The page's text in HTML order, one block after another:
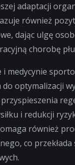
adaptacji
również
dając ulgę
chorobę
i medycynie
optymalizacji
i redukcji
również
co